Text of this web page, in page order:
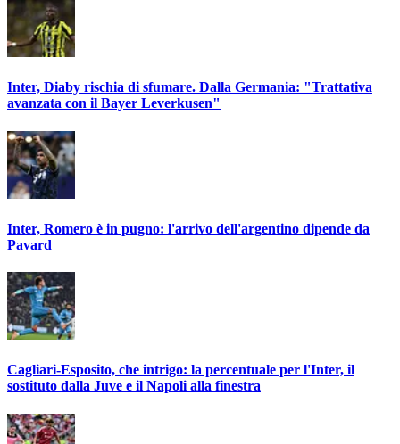
Inter, Diaby rischia di sfumare. Dalla Germania: "Trattativa
avanzata con il Bayer Leverkusen"
Inter, Romero è in pugno: l'arrivo dell'argentino dipende da
Pavard
Cagliari-Esposito, che intrigo: la percentuale per l'Inter, il
sostituto dalla Juve e il Napoli alla finestra